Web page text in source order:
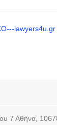
7 Αθήνα,